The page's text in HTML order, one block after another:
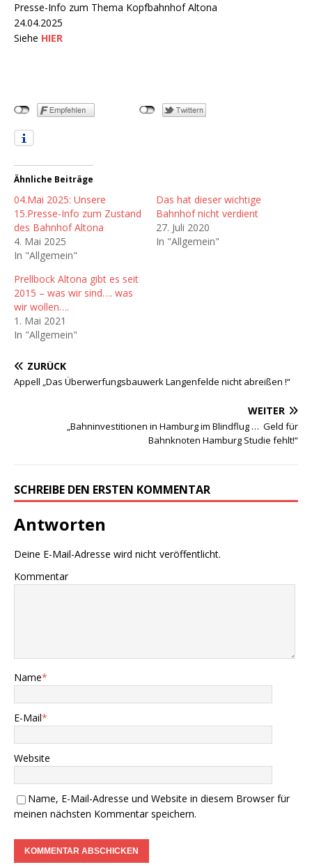
Presse-Info zum Thema Kopfbahnhof Altona
24.04.2025
Siehe HIER
Ähnliche Beiträge
04.Mai 2025: Unsere
15.Presse-Info zum Zustand
des Bahnhof Altona
4. Mai 2025
In "Allgemein"
Das hat dieser wichtige
Bahnhof nicht verdient
27. Juli 2020
In "Allgemein"
Prellbock Altona gibt es seit
2015 – was wir sind…. was
wir wollen….
1. Mai 2021
In "Allgemein"
ZURÜCK
Appell „Das Überwerfungsbauwerk Langenfelde nicht abreißen !“
WEITER
„Bahninvestitionen in Hamburg im Blindflug … Geld für
Bahnknoten Hamburg Studie fehlt!“
SCHREIBE DEN ERSTEN KOMMENTAR
Antworten
Deine E-Mail-Adresse wird nicht veröffentlicht.
Kommentar
Name*
E-Mail*
Website
Name, E-Mail-Adresse und Website in diesem Browser für
meinen nächsten Kommentar speichern.